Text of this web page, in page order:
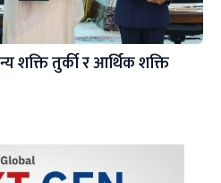
शक्ति तुर्की र आर्थिक शक्ति